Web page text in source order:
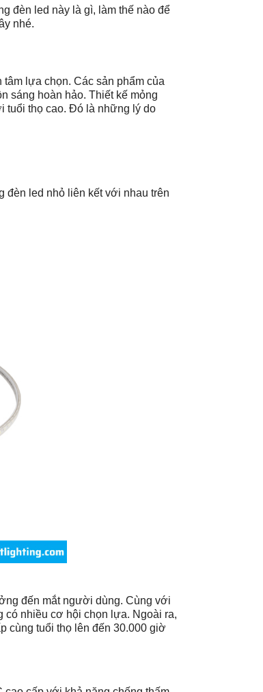
đèn led này là gì, làm thế nào để
nhé.
lựa chọn. Các sản phẩm của
sáng hoàn hảo. Thiết kế mỏng
tuổi thọ cao. Đó là những lý do
đèn led nhỏ liên kết với nhau trên
đến mắt người dùng. Cùng với
có nhiều cơ hội chọn lựa. Ngoài ra,
cùng tuổi thọ lên đến 30.000 giờ